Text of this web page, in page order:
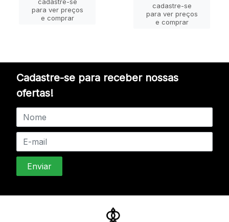
para ver preços
e comprar
cadastre-se
para ver preços
e comprar
Cadastre-se para receber nossas
ofertas!